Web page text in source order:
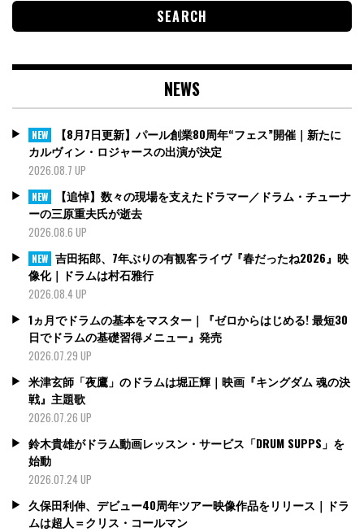
NEWS
NEW
【8月7日更新】パール創業80周年“フェス”開催｜新たに
カルヴィン・ロジャースの出演が決定
2026.08.7 UP
NEW
【追悼】数々の現場を支えたドラマー／ドラム・チューナ
ーの三原重夫氏が逝去
2026.08.6 UP
NEW 吉田拓郎、7年ぶりの有観客ライヴ『春だったね2026』映
像化｜ドラムは村石雅行
2026.08.4 UP
1ヵ月でドラムの基本をマスター｜『ゼロからはじめる! 最短30
日でドラムの基礎習得メニュー』発売
2026.07.29 UP
米津玄師「夜鷹」のドラムは堀正輝｜映画『キングダム 魂の決
戦』主題歌
2026.07.26 UP
鈴木貴雄がドラム動画レッスン・サービス「DRUM SUPPS」を
始動
2026.07.24 UP
久保田利伸、デビュー40周年ツアー映像作品をリリース｜ドラ
ムは超人＝クリス・コールマン